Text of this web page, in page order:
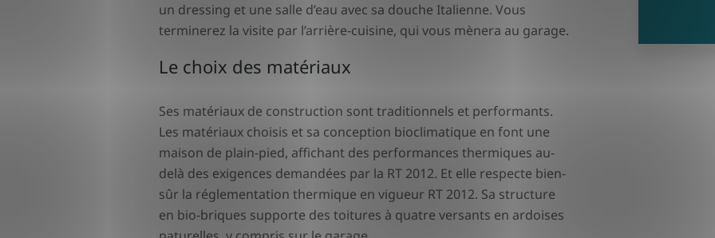
un dressing et une salle d’eau avec sa douche Italienne. Vous
terminerez la visite par l’arrière-cuisine, qui vous mènera au garage.
Le choix des matériaux
Ses matériaux de construction sont traditionnels et performants.
Les matériaux choisis et sa conception bioclimatique en font une
maison de plain-pied, affichant des performances thermiques au-
delà des exigences demandées par la RT 2012. Et elle respecte bien-
sûr la réglementation thermique en vigueur RT 2012. Sa structure
en bio-briques supporte des toitures à quatre versants en ardoises